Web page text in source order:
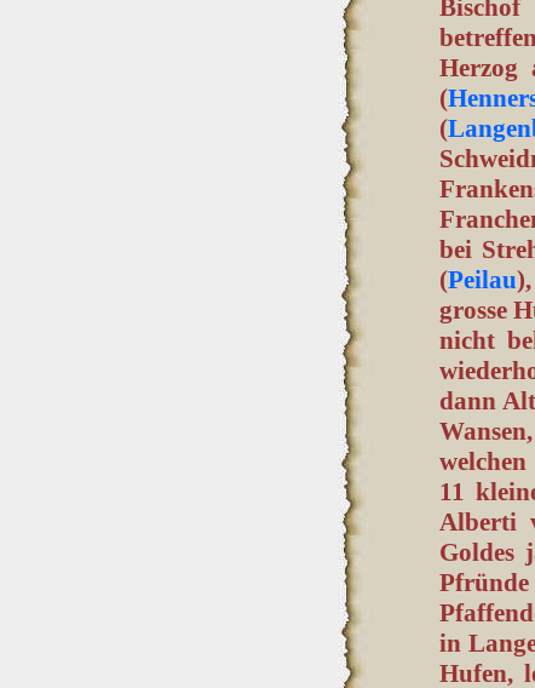
Herzog
(
(
bei
(Peilau
grosse
nicht
dann
11
Alberti
Goldes
in
Hufen,